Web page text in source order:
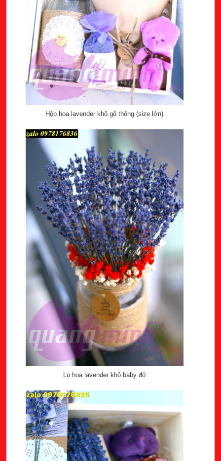
Hộp hoa lavender khô gô thông (size lớn)
Lọ hoa lavender khô baby đỏ